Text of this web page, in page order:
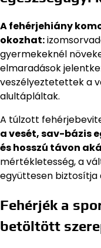
A fehérjehiány
okozhat:
gyermekeknél
elmaradások
veszélyeztetettek a
alultápláltak.
A túlzott
a vesét, sav-bázis
és hosszú távon
mértékletesség, a
együttesen biztosítja
Fehérjék a
betöltött